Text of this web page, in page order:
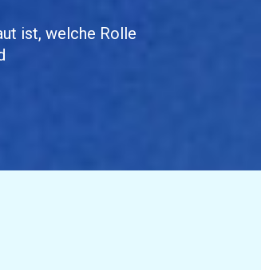
ist, welche Rolle